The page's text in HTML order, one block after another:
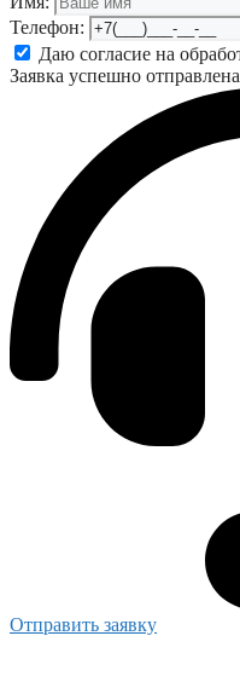
Телефон:
Даю согласие на
Заявка успешно отправлена
Отправить заявку